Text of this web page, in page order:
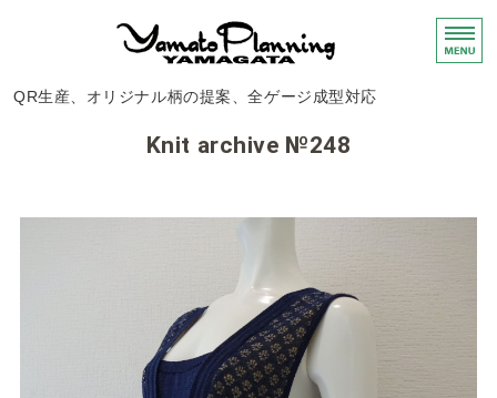
ニット・布帛製
QR生産、オリジナル柄の提案、全ゲージ成型対応
Knit archive №248